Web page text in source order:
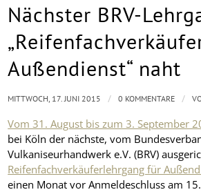
Nächster BRV-
Außendienst“ naht
Vom 31. August bis zum 3. September
bei Köln der nächste, vom
Vulkaniseurhandwerk e.V. (BRV)
Reifenfachverkäuferlehrgang für
einen Monat vor Anmeldeschluss am
MITTWOCH, 17. JUNI 2015 / 0 KOMMENTARE /